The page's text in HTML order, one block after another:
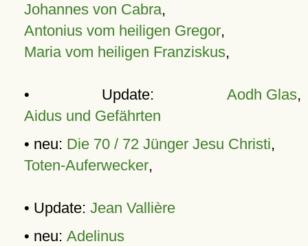
Johannes von Cabra,
Antonius vom heiligen Gregor,
Maria vom heiligen Franziskus,
• Update: Aodh Glas,
Aidus und Gefährten
• neu: Die 70 / 72 Jünger Jesu Christi,
Toten-Auferwecker,
• Update: Jean Vallière
• neu: Adelinus